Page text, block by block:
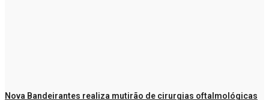
Nova Bandeirantes realiza mutirão de cirurgias oftalmológicas